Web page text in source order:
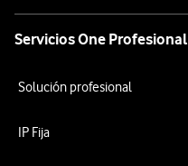
Servicios One Profesional
Solución profesional
IP Fija